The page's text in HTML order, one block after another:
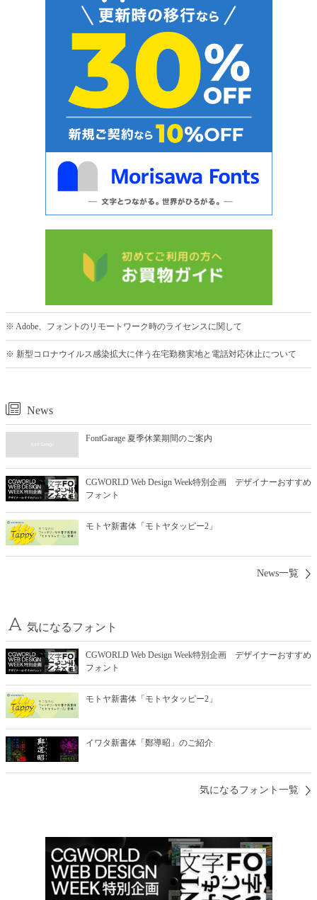
※ Adobe、フォントのリモートワーク時のライセンスに関して
※ 新型コロナウイルス感染拡大に伴う在宅勤務実地と電話対応休止について
News
FontGarage 夏季休業期間のご案内
CGWORLD Web Design Week特別企画 デザイナーおすすめ
フォント
モトヤ新書体「モトヤタッピー2」
News一覧
気になるフォント
CGWORLD Web Design Week特別企画 デザイナーおすすめ
フォント
モトヤ新書体「モトヤタッピー2」
イワタ新書体「鄭導昭」のご紹介
気になるフォント一覧